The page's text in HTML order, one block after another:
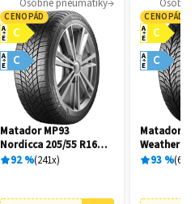
Osobné pneumatiky
CENOPÁD
C
A
E
C
A
E
Matador MP93
Nordicca 205/55 R16
91H
92% 241x
CENOPÁD
C
A
E
C
A
E
Matador
Weather
R16 91H
93% 69